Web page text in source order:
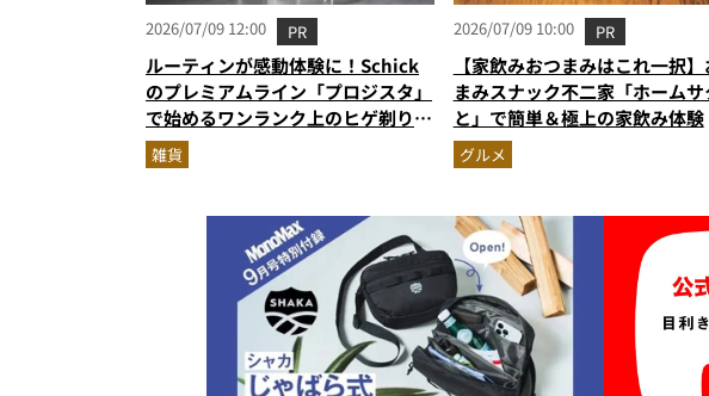
2026/07/09 12:00 PR
ルーティンが感動体験に！Schick
のプレミアムライン「プロジスタ」
で始めるワンランク上のヒゲ剃り習
慣
雑貨
2026/07/09 10:00 PR
【家飲みおつまみはこれ一択
まみスナック不二家「ホームサ
と」で簡単＆極上の家飲み体験
グルメ